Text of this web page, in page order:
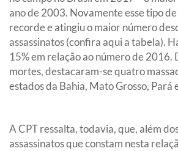
ano de 2003. Novamente esse tipo
recorde e atingiu o maior número
assassinatos(confira aqui a tabela).
15% em relação ao número de 2016.
mortes, destacaram-se quatro
estados da Bahia, Mato Grosso, Pará
A CPT ressalta, todavia, que, além
assassinatos que constam nesta